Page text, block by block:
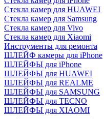
Стекла камер для HUAWEI
Стекла камер для Samsung
Стекла камер для Vivo
Стекла камер для Xiaomi
Инструменты для ремонта
ШЛЕЙФ камеры для iPhone
ШЛЕЙФЫ для iPhone
ШЛЕЙФЫ для HUAWEI
ШЛЕЙФЫ для REALME
ШЛЕЙФЫ для SAMSUNG
ШЛЕЙФЫ для TECNO
ШЛЕЙФЫ для XIAOMI